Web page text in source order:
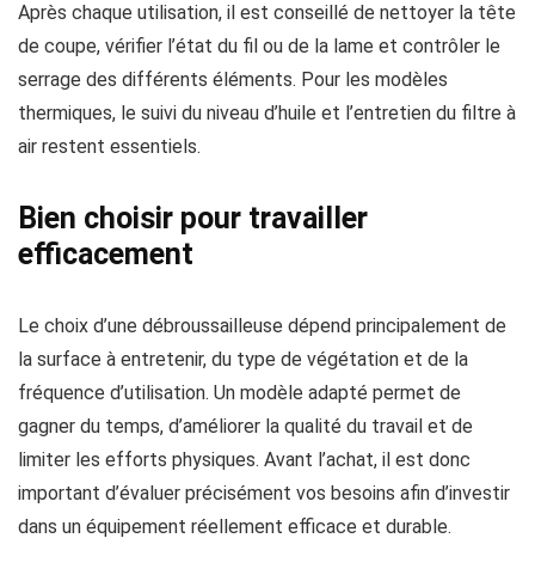
Après chaque utilisation, il est conseillé de nettoyer la tête
de coupe, vérifier l’état du fil ou de la lame et contrôler le
serrage des différents éléments. Pour les modèles
thermiques, le suivi du niveau d’huile et l’entretien du filtre à
air restent essentiels.
Bien choisir pour travailler
efficacement
Le choix d’une débroussailleuse dépend principalement de
la surface à entretenir, du type de végétation et de la
fréquence d’utilisation. Un modèle adapté permet de
gagner du temps, d’améliorer la qualité du travail et de
limiter les efforts physiques. Avant l’achat, il est donc
important d’évaluer précisément vos besoins afin d’investir
dans un équipement réellement efficace et durable.